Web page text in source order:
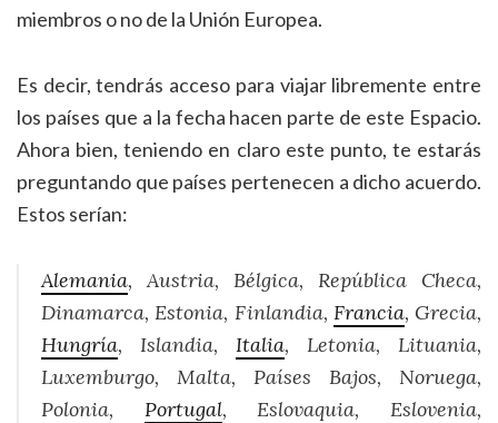
miembros o no de la Unión Europea.
Es decir, tendrás acceso para viajar libremente entre
los países que a la fecha hacen parte de este Espacio.
Ahora bien, teniendo en claro este punto, te estarás
preguntando que países pertenecen a dicho acuerdo.
Estos serían:
Alemania, Austria, Bélgica, República Checa,
Dinamarca, Estonia, Finlandia, Francia, Grecia,
Hungría, Islandia, Italia, Letonia, Lituania,
Luxemburgo, Malta, Países Bajos, Noruega,
Polonia, Portugal, Eslovaquia, Eslovenia,